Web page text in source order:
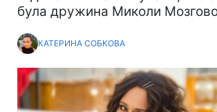
була дружина Миколи
КАТЕРИНА СОБКОВА